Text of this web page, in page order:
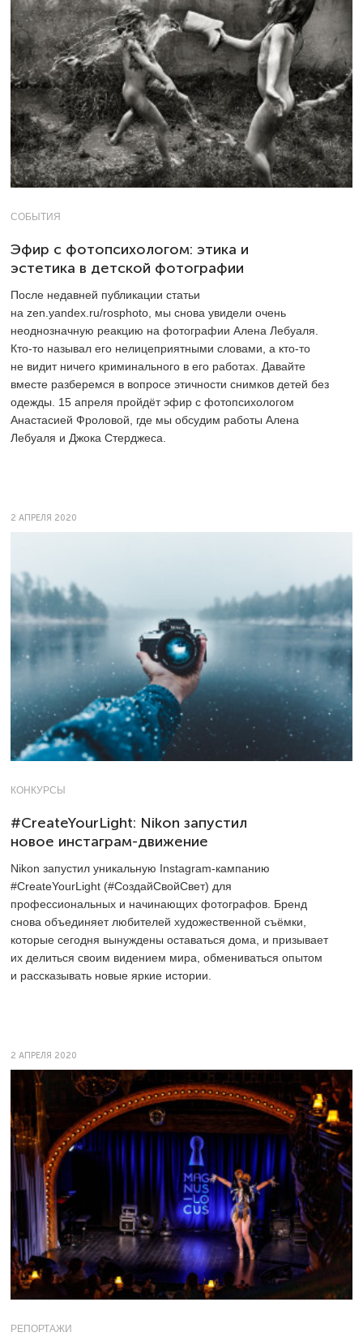
СОБЫТИЯ
Эфир с фотопсихологом: этика и
эстетика в детской фотографии
После недавней публикации статьи
на zen.yandex.ru/rosphoto, мы снова увидели очень
неоднозначную реакцию на фотографии Алена Лебуаля.
Кто-то называл его нелицеприятными словами, а кто-то
не видит ничего криминального в его работах. Давайте
вместе разберемся в вопросе этичности снимков детей без
одежды. 15 апреля пройдёт эфир с фотопсихологом
Анастасией Фроловой, где мы обсудим работы Алена
Лебуаля и Джока Стерджеса.
2 АПРЕЛЯ 2020
КОНКУРСЫ
#CreateYourLight: Nikon запустил
новое инстаграм-движение
Nikon запустил уникальную Instagram-кампанию
#CreateYourLight (#СоздайСвойСвет) для
профессиональных и начинающих фотографов. Бренд
снова объединяет любителей художественной съёмки,
которые сегодня вынуждены оставаться дома, и призывает
их делиться своим видением мира, обмениваться опытом
и рассказывать новые яркие истории.
2 АПРЕЛЯ 2020
РЕПОРТАЖИ